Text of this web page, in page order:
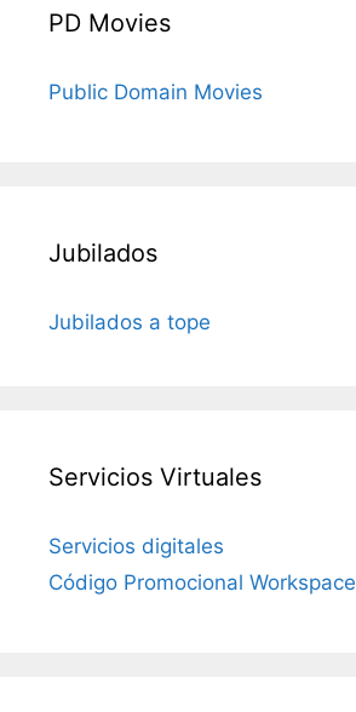
PD Movies
Public Domain Movies
Jubilados
Jubilados a tope
Servicios Virtuales
Servicios digitales
Código Promocional Workspace